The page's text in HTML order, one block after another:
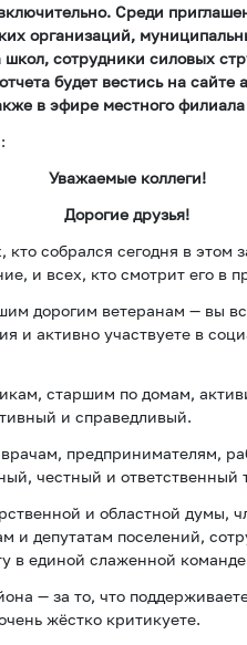
Среди
организаций,
школ, сотрудники силовых
будет вестись на сайте
в эфире местного
Уважаемые коллеги!
Дорогие друзья!
кто собрался сегодня в этом
и всех, кто смотрит его в
дорогим ветеранам — вы
и активно участвуете в
старшим по домам,
и справедливый.
предпринимателям,
честный и ответственный
и областной думы,
и депутатам поселений,
в единой слаженной
— за то, что
жёстко критикуете.